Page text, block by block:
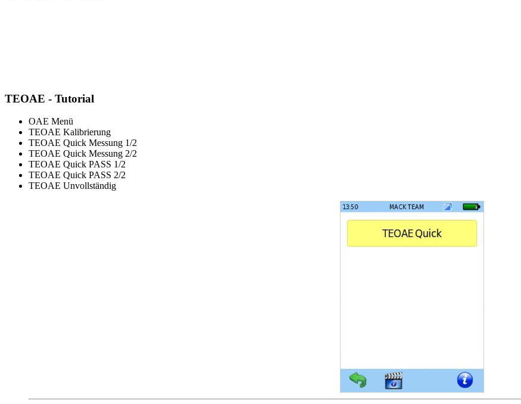
TEOAE - Tutorial
OAE Menü
TEOAE Kalibrierung
TEOAE Quick Messung 1/2
TEOAE Quick Messung 2/2
TEOAE Quick PASS 1/2
TEOAE Quick PASS 2/2
TEOAE Unvollständig